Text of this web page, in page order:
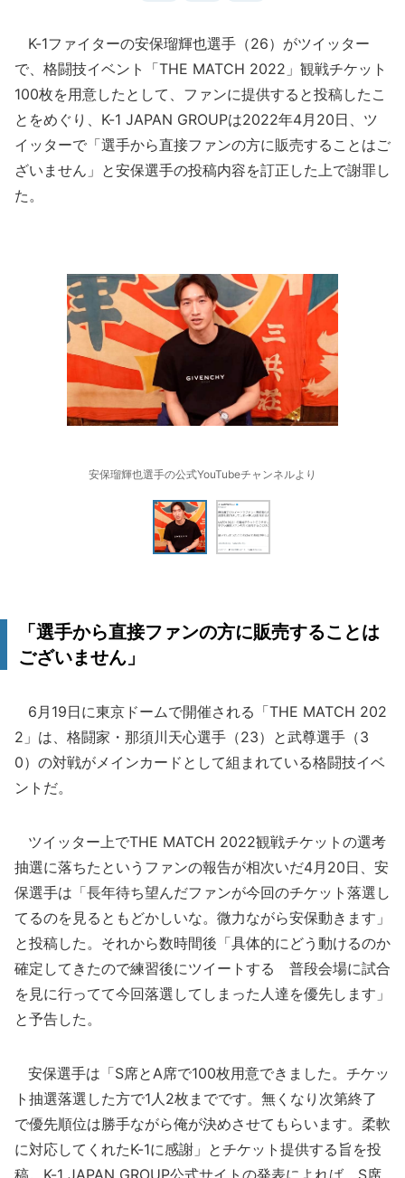
K-1ファイターの安保瑠輝也選手（26）がツイッター
で、格闘技イベント「THE MATCH 2022」観戦チケット
100枚を用意したとして、ファンに提供すると投稿したこ
とをめぐり、K-1 JAPAN GROUPは2022年4月20日、ツ
イッターで「選手から直接ファンの方に販売することはご
ざいません」と安保選手の投稿内容を訂正した上で謝罪し
た。
安保瑠輝也選手の公式YouTubeチャンネルより
「選手から直接ファンの方に販売することは
ございません」
6月19日に東京ドームで開催される「THE MATCH 202
2」は、格闘家・那須川天心選手（23）と武尊選手（3
0）の対戦がメインカードとして組まれている格闘技イベ
ントだ。
ツイッター上でTHE MATCH 2022観戦チケットの選考
抽選に落ちたというファンの報告が相次いだ4月20日、安
保選手は「長年待ち望んだファンが今回のチケット落選し
てるのを見るともどかしいな。微力ながら安保動きます」
と投稿した。それから数時間後「具体的にどう動けるのか
確定してきたので練習後にツイートする 普段会場に試合
を見に行ってて今回落選してしまった人達を優先します」
と予告した。
安保選手は「S席とA席で100枚用意できました。チケッ
ト抽選落選した方で1人2枚までです。無くなり次第終了
で優先順位は勝手ながら俺が決めさせてもらいます。柔軟
に対応してくれたK-1に感謝」とチケット提供する旨を投
稿。K-1 JAPAN GROUP公式サイトの発表によれば、S席